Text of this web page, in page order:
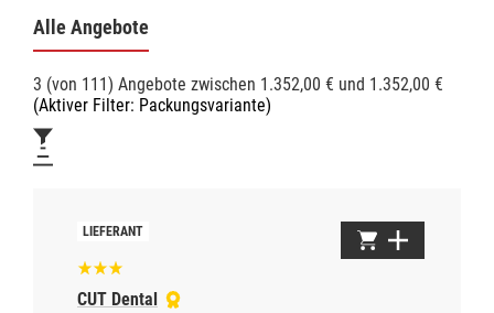
Alle Angebote
3 (von 111) Angebote zwischen 1.352,00 € und 1.352,00 €
(Aktiver Filter: Packungsvariante)
CUT Dental